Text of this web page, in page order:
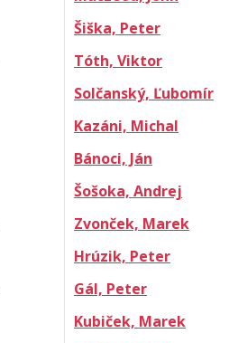
Šiška, Peter
Tóth, Viktor
Solčanský, Ľubomír
Kazáni, Michal
Bánoci, Ján
Šošoka, Andrej
Zvonček, Marek
Hrúzik, Peter
Gál, Peter
Kubiček, Marek